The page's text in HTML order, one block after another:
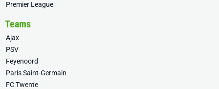
Premier League
Teams
Ajax
PSV
Feyenoord
Paris Saint-Germain
FC Twente